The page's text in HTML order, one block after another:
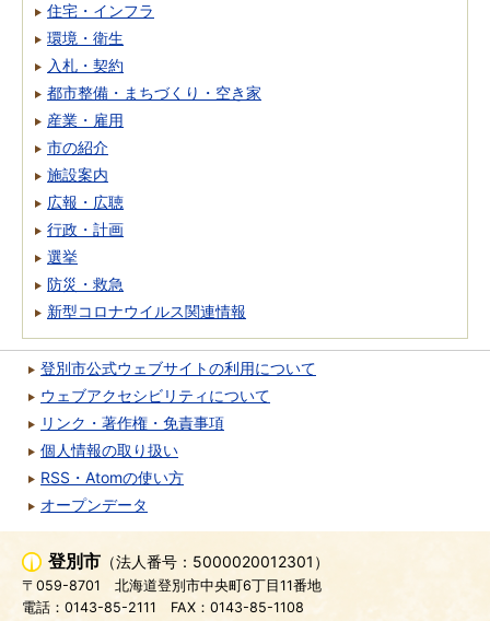
住宅・インフラ
環境・衛生
入札・契約
都市整備・まちづくり・空き家
産業・雇用
市の紹介
施設案内
広報・広聴
行政・計画
選挙
防災・救急
新型コロナウイルス関連情報
登別市公式ウェブサイトの利用について
ウェブアクセシビリティについて
リンク・著作権・免責事項
個人情報の取り扱い
RSS・Atomの使い方
オープンデータ
登別市 （法人番号：5000020012301）
〒059-8701
北海道登別市中央町6丁目11番地
電話：0143-85-2111
FAX：0143-85-1108